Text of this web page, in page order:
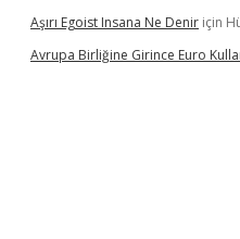
Aşırı Egoist Insana Ne Denir için
Avrupa Birliğine Girince Euro